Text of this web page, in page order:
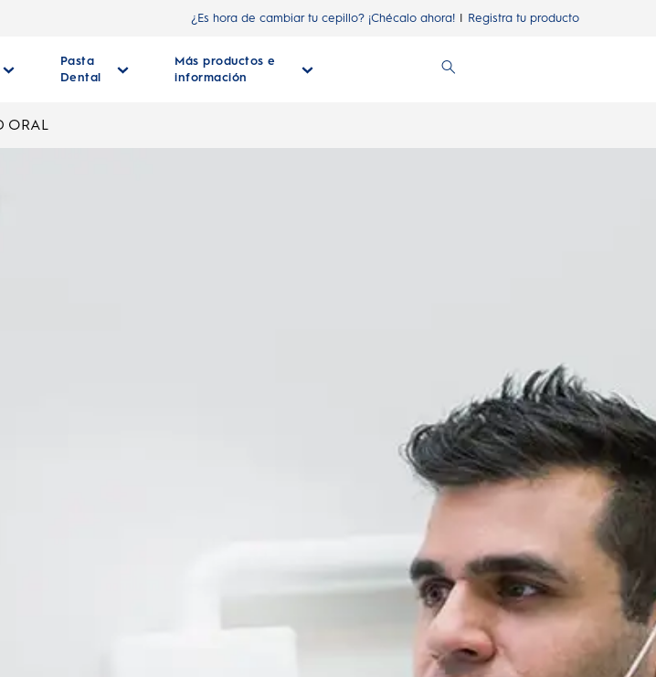
¿Es hora de cambiar tu cepillo? ¡Chécalo ahora! Registra tu producto
Pasta
Dental
Más productos e
información
ORAL